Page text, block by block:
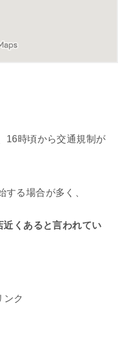
16時頃から交通規制が
する場合が多く、
くあると言われてい
ンク